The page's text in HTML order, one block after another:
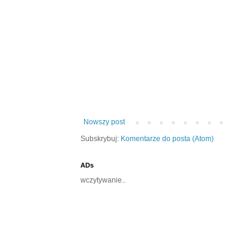
Nowszy post
Subskrybuj: Komentarze do posta (Atom)
ADs
wczytywanie..